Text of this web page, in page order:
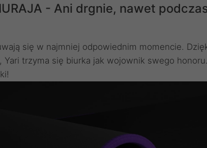
- Ani drgnie, nawet
się w najmniej odpowiednim momencie.
trzyma się biurka jak wojownik swego